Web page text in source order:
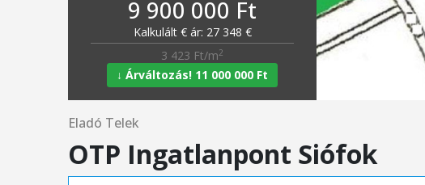
9 900 000 Ft
Kalkulált € ár: 27 348 €
3 423 Ft/m2
↓ Árváltozás! 11 000 000 Ft
Eladó Telek
OTP Ingatlanpont Siófok